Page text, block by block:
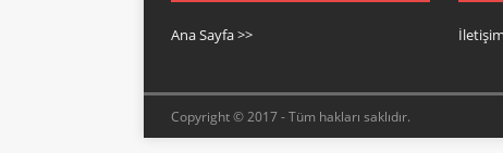
Ana Sayfa >>
Copyright © 2017 - Tüm hakları saklıdır.